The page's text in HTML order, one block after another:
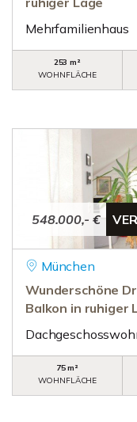
Mehrfamilienhaus
253 m²
WOHNFLÄCHE
548.000,- €
München
Wunderschöne
Balkon in ruhiger
75 m²
WOHNFLÄCHE